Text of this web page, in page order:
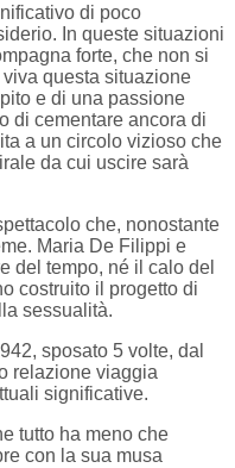
di poco
In queste situazioni
forte, che non si
questa situazione
e di una passione
di cementare ancora di
a un circolo vizioso che
da cui uscire sarà
che, nonostante
Maria De Filippi e
del tempo, né il calo del
costruito il progetto di
sessualità.
sposato 5 volte, dal
relazione viaggia
significative.
tutto ha meno che
con la sua musa